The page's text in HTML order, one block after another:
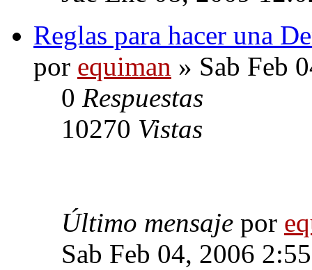
Reglas para hacer una
por equiman » Sab Feb
0 Respuestas
10270 Vistas
Último mensaje por
Sab Feb 04, 2006